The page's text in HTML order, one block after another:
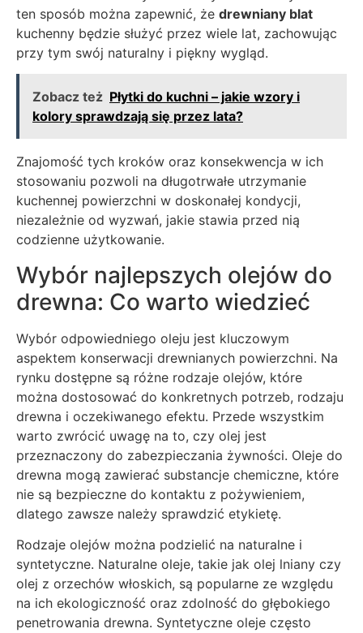
ten sposób można zapewnić, że drewniany blat
kuchenny będzie służyć przez wiele lat, zachowując
przy tym swój naturalny i piękny wygląd.
Zobacz też Płytki do kuchni – jakie wzory i
kolory sprawdzają się przez lata?
Znajomość tych kroków oraz konsekwencja w ich
stosowaniu pozwoli na długotrwałe utrzymanie
kuchennej powierzchni w doskonałej kondycji,
niezależnie od wyzwań, jakie stawia przed nią
codzienne użytkowanie.
Wybór najlepszych olejów do
drewna: Co warto wiedzieć
Wybór odpowiedniego oleju jest kluczowym
aspektem konserwacji drewnianych powierzchni. Na
rynku dostępne są różne rodzaje olejów, które
można dostosować do konkretnych potrzeb, rodzaju
drewna i oczekiwanego efektu. Przede wszystkim
warto zwrócić uwagę na to, czy olej jest
przeznaczony do zabezpieczania żywności. Oleje do
drewna mogą zawierać substancje chemiczne, które
nie są bezpieczne do kontaktu z pożywieniem,
dlatego zawsze należy sprawdzić etykietę.
Rodzaje olejów można podzielić na naturalne i
syntetyczne. Naturalne oleje, takie jak olej lniany czy
olej z orzechów włoskich, są popularne ze względu
na ich ekologiczność oraz zdolność do głębokiego
penetrowania drewna. Syntetyczne oleje często